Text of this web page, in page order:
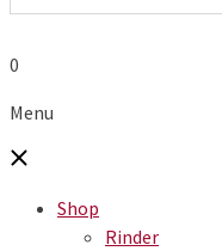
0
Menu
Shop
Rinder